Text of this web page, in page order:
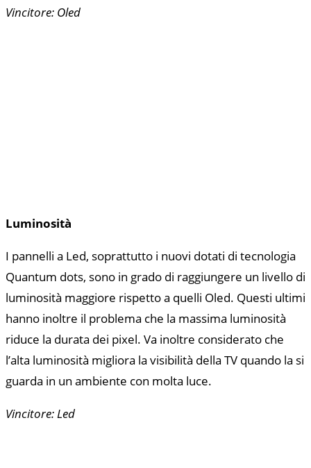
Vincitore: Oled
Luminosità
I pannelli a Led, soprattutto i nuovi dotati di tecnologia
Quantum dots, sono in grado di raggiungere un livello di
luminosità maggiore rispetto a quelli Oled. Questi ultimi
hanno inoltre il problema che la massima luminosità
riduce la durata dei pixel. Va inoltre considerato che
l’alta luminosità migliora la visibilità della TV quando la si
guarda in un ambiente con molta luce.
Vincitore: Led